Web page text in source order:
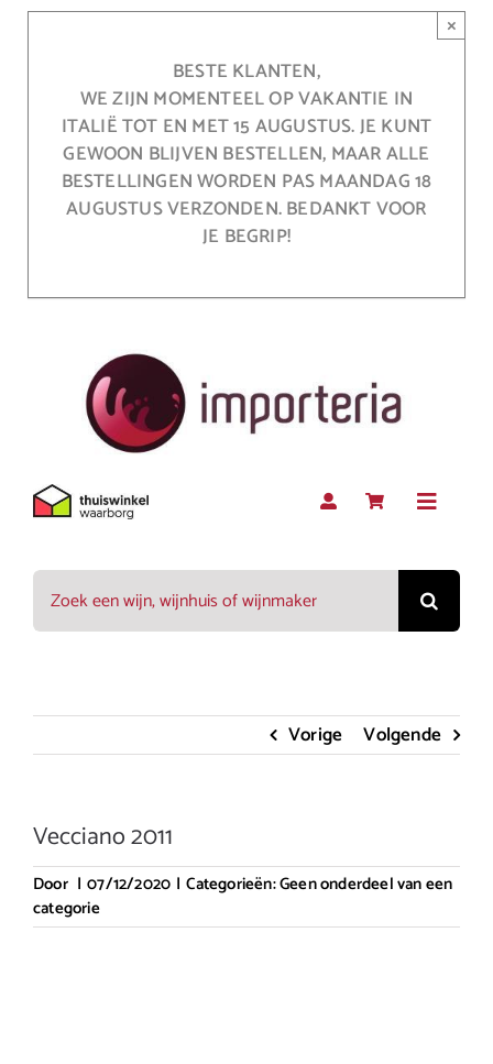
BESTE KLANTEN,
WE ZIJN MOMENTEEL OP VAKANTIE IN
ITALIË TOT EN MET 15 AUGUSTUS. JE KUNT
GEWOON BLIJVEN BESTELLEN, MAAR ALLE
BESTELLINGEN WORDEN PAS MAANDAG 18
AUGUSTUS VERZONDEN. BEDANKT VOOR
JE BEGRIP!
×
Toggle
Rood
Zoeken
naar:
Vorige Volgende
Vecciano 2011
Door | 07/12/2020 | Categorieën:Geen onderdeel van een
categorie